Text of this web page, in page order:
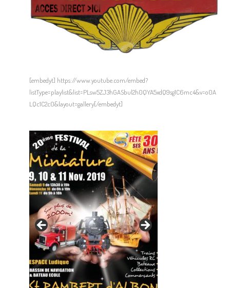
[embedyt] https://www.youtube.com/embed?
listType=playlist&list=PLsw5ZJ3hGASbul2h0QYA5xdQ9sg1C6mc4&v=o0A
LQc1C2c0&layout=gallery[/embedyt]